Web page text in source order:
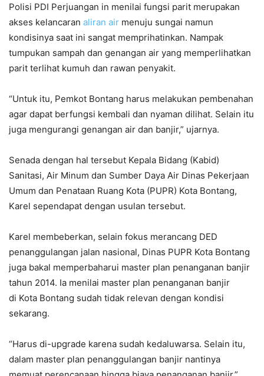
Polisi PDI Perjuangan in menilai fungsi parit merupakan
akses kelancaran aliran air menuju sungai namun
kondisinya saat ini sangat memprihatinkan. Nampak
tumpukan sampah dan genangan air yang memperlihatkan
parit terlihat kumuh dan rawan penyakit.
“Untuk itu, Pemkot Bontang harus melakukan pembenahan
agar dapat berfungsi kembali dan nyaman dilihat. Selain itu
juga mengurangi genangan air dan banjir,” ujarnya.
Senada dengan hal tersebut Kepala Bidang (Kabid)
Sanitasi, Air Minum dan Sumber Daya Air Dinas Pekerjaan
Umum dan Penataan Ruang Kota (PUPR) Kota Bontang,
Karel sependapat dengan usulan tersebut.
Karel membeberkan, selain fokus merancang DED
penanggulangan jalan nasional, Dinas PUPR Kota Bontang
juga bakal memperbaharui master plan penanganan banjir
tahun 2014. Ia menilai master plan penanganan banjir
di Kota Bontang sudah tidak relevan dengan kondisi
sekarang.
“Harus di-upgrade karena sudah kedaluwarsa. Selain itu,
dalam master plan penanggulangan banjir nantinya